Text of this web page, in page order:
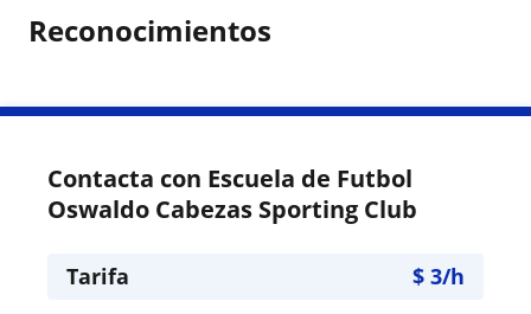
Reconocimientos
Contacta con Escuela de Futbol
Oswaldo Cabezas Sporting Club
Tarifa $ 3/h